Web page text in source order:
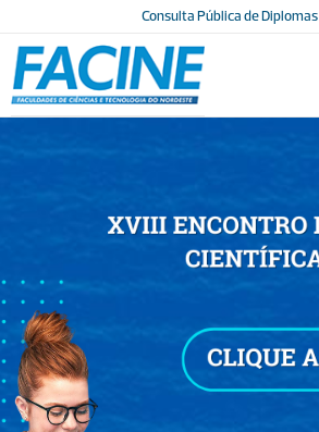
Consulta Pública de Diplomas